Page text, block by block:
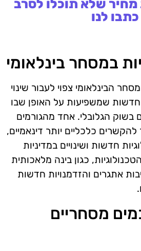
שלא תוכלו לסרב
כתבו לנו
במסחר בינלאומי
המסחר הבינלאומי צפוי לעבור שינוי
שמשפיעות על האופן שבו
בשוק הגלובלי. אחד מהגורמים
כלכליים יותר דינאמיים,
חדשות ושינויים במדיניות
כגון בינה מלאכותית
אתגרים והזדמנויות חדשות
מסחריים